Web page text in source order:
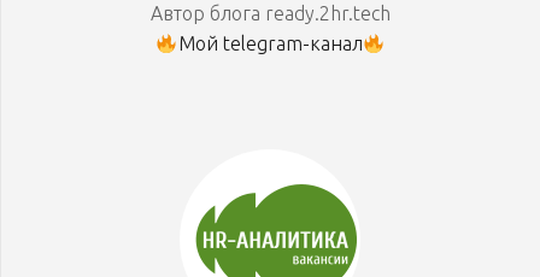
Автор блога ready.2hr.tech
Мой telegram-канал